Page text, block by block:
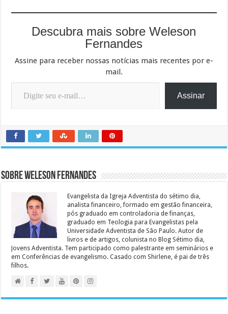
Descubra mais sobre Weleson
Fernandes
Assine para receber nossas notícias mais recentes por e-
mail.
Digite seu e-mail…
Assinar
Sobre Weleson Fernandes
Evangelista da Igreja Adventista do sétimo dia,
analista financeiro, formado em gestão financeira,
pós graduado em controladoria de finanças,
graduado em Teologia para Evangelistas pela
Universidade Adventista de São Paulo. Autor de
livros e de artigos, colunista no Blog Sétimo dia,
Jovens Adventista. Tem participado como palestrante em seminários e
em Conferências de evangelismo. Casado com Shirlene, é pai de três
filhos.